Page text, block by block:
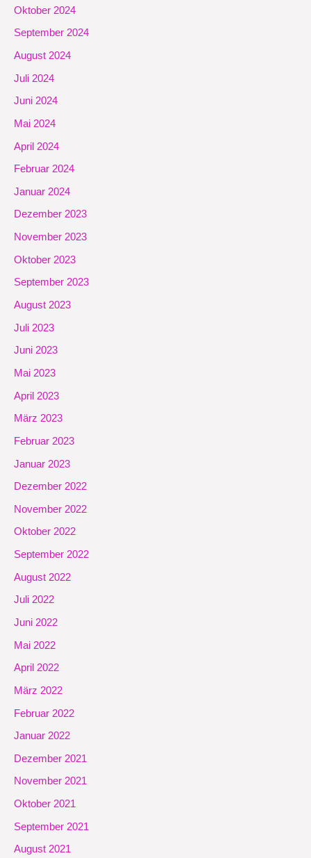
Oktober 2024
September 2024
August 2024
Juli 2024
Juni 2024
Mai 2024
April 2024
Februar 2024
Januar 2024
Dezember 2023
November 2023
Oktober 2023
September 2023
August 2023
Juli 2023
Juni 2023
Mai 2023
April 2023
März 2023
Februar 2023
Januar 2023
Dezember 2022
November 2022
Oktober 2022
September 2022
August 2022
Juli 2022
Juni 2022
Mai 2022
April 2022
März 2022
Februar 2022
Januar 2022
Dezember 2021
November 2021
Oktober 2021
September 2021
August 2021